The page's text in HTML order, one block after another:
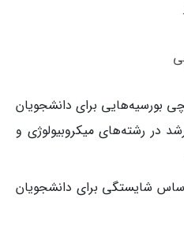
بورسیه‌هایی برای دانشجویان
در رشته‌های میکروبیولوژی و
شایستگی برای دانشجویان